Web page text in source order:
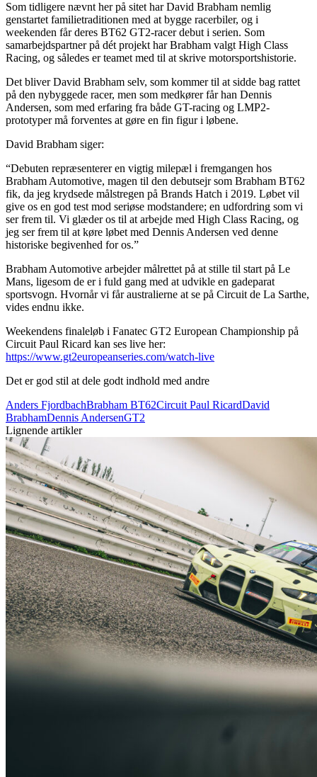
Som tidligere nævnt her på sitet har David Brabham nemlig
genstartet familietraditionen med at bygge racerbiler, og i
weekenden får deres BT62 GT2-racer debut i serien. Som
samarbejdspartner på dét projekt har Brabham valgt High Class
Racing, og således er teamet med til at skrive motorsportshistorie.
Det bliver David Brabham selv, som kommer til at sidde bag rattet
på den nybyggede racer, men som medkører får han Dennis
Andersen, som med erfaring fra både GT-racing og LMP2-
prototyper må forventes at gøre en fin figur i løbene.
David Brabham siger:
“Debuten repræsenterer en vigtig milepæl i fremgangen hos
Brabham Automotive, magen til den debutsejr som Brabham BT62
fik, da jeg krydsede målstregen på Brands Hatch i 2019. Løbet vil
give os en god test mod seriøse modstandere; en udfordring som vi
ser frem til. Vi glæder os til at arbejde med High Class Racing, og
jeg ser frem til at køre løbet med Dennis Andersen ved denne
historiske begivenhed for os.”
Brabham Automotive arbejder målrettet på at stille til start på Le
Mans, ligesom de er i fuld gang med at udvikle en gadeparat
sportsvogn. Hvornår vi får australierne at se på Circuit de La Sarthe,
vides endnu ikke.
Weekendens finaleløb i Fanatec GT2 European Championship på
Circuit Paul Ricard kan ses live her:
https://www.gt2europeanseries.com/watch-live
Det er god stil at dele godt indhold med andre
Anders FjordbachBrabham BT62Circuit Paul RicardDavid
BrabhamDennis AndersenGT2
Lignende artikler